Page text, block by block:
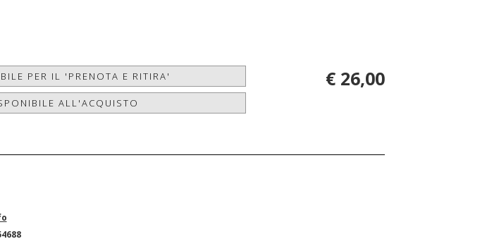
PER IL 'PRENOTA E RITIRA'
ALL'ACQUISTO
€ 26,00